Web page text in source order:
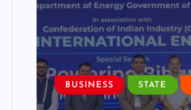
BUSINESS STATE